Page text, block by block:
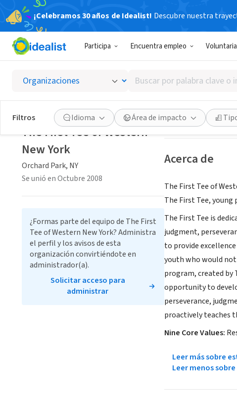
¡Celebramos 30 años de Idealist! Descubre nuestra
Participa Encuentra empleo
Buscar
por
palabra
clave
o
interés
Filtros Idioma Área de impacto
The First
Orchard Park, NY|
Guardar
Acerca de
The First Tee of
The First Tee,
The First Tee is
judgment,
to provide
youth who would not
program, created by
opportunity to
perseverance,
proactively teaches
Nine Core Values:
Leer más sobre
Leer menos
The First Tee of Western
New York
Orchard Park, NY
Se unió en Octubre 2008
¿Formas parte del equipo de The First
Tee of Western New York? Administra
el perfil y los avisos de esta
organización convirtiéndote en
administrador(a).
Solicitar acceso para
administrar